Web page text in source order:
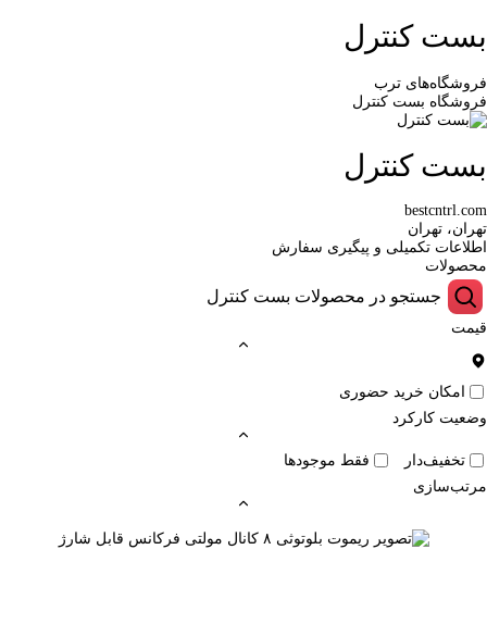
بست کنترل
فروشگاه‌های ترب
فروشگاه بست کنترل
بست کنترل
bestcntrl.com
تهران، تهران
اطلاعات تکمیلی و پیگیری سفارش
محصولات
قیمت
امکان خرید حضوری
وضعیت کارکرد
تخفیف‌دار
فقط موجودها
مرتب‌سازی